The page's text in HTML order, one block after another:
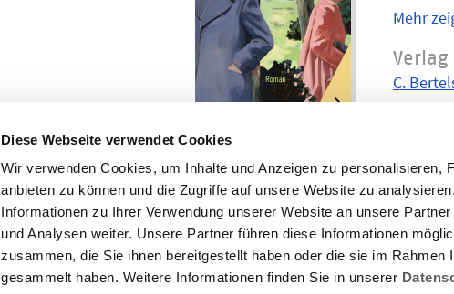
Diese Webseite verwendet Cookies
Wir verwenden Cookies, um Inhalte und Anzeigen zu personalisieren,
anbieten zu können und die Zugriffe auf unsere Website zu
Informationen zu Ihrer Verwendung unserer Website an unsere
und Analysen weiter. Unsere Partner führen diese Informationen
zusammen, die Sie ihnen bereitgestellt haben oder die sie im Rahmen
gesammelt haben. Weitere Informationen finden Sie in unserer
Dass er
verblüfft
falschen
Mehr
Verlag
C.